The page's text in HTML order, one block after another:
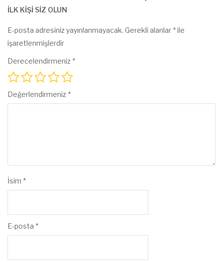
ILK KIŞI SIZ OLUN
E-posta adresiniz yayınlanmayacak. Gerekli alanlar *ile
işaretlenmişlerdir
Derecelendirmeniz *
Değerlendirmeniz *
İsim *
E-posta *